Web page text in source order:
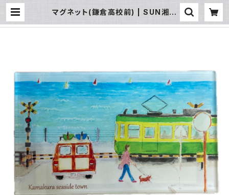
マグネット(鎌倉高校前) | SUN湘南